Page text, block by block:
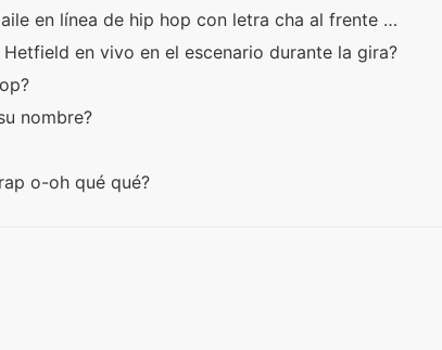
en línea de hip hop con letra cha al frente …
en vivo en el escenario durante la gira?
nombre?
o-oh qué qué?